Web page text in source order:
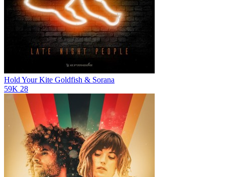
Hold Your Kite Goldfish & Sorana
59K 28